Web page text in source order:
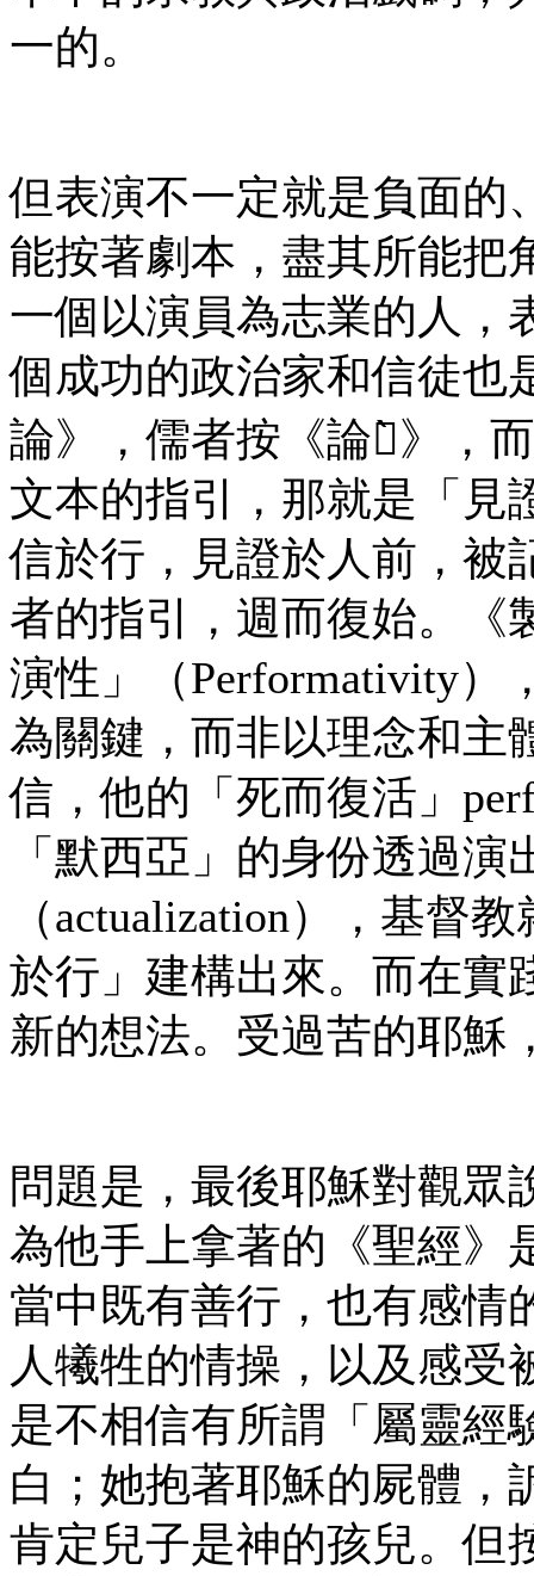
一的。
但表演不一定就是負面的
能按著劇本，盡其所能把
一個以演員為志業的人，
個成功的政治家和信徒也
論》，儒者按《論語̀》，
文本的指引，那就是「見
信於行，見證於人前，被
者的指引，週而復始。《
演性」（Performativity）
為關鍵，而非以理念和主
信，他的「死而復活」
「默西亞」的身份透過
（actualization），基督
於行」建構出來。而在實
新的想法。受過苦的耶穌
問題是，最後耶穌對觀眾
為他手上拿著的《聖經》
當中既有善行，也有感
人犧牲的情操，以及感受
是不相信有所謂「屬靈經
白；她抱著耶穌的屍體
肯定兒子是神的孩兒。但